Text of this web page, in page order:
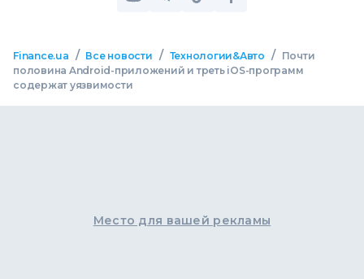
Finance.ua / Все новости / Технологии&Авто /
Почти
половина Android-приложений и треть iOS-программ
содержат уязвимости
Место для вашей рекламы